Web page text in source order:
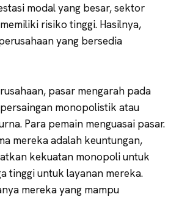
modal yang besar, sektor
risiko tinggi. Hasilnya,
yang bersedia
pasar mengarah pada
monopolistik atau
Para pemain menguasai pasar.
mereka adalah keuntungan,
kekuatan monopoli untuk
tinggi untuk layanan mereka.
mereka yang mampu